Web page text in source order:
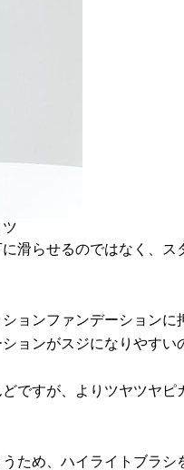
滑らせるのではなく、
ョンファンデーション
ンがスジになりやすい
ですが、よりツヤツヤ
ため、ハイライトブラ